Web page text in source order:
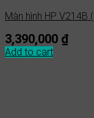
Màn hình HP V214B
3,390,000 ₫
Add to cart